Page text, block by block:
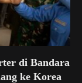
di Bandara
ke Korea